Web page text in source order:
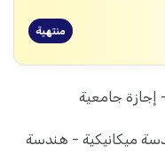
منتهية
إجازة جامعية
ميكانيكية - هندسة